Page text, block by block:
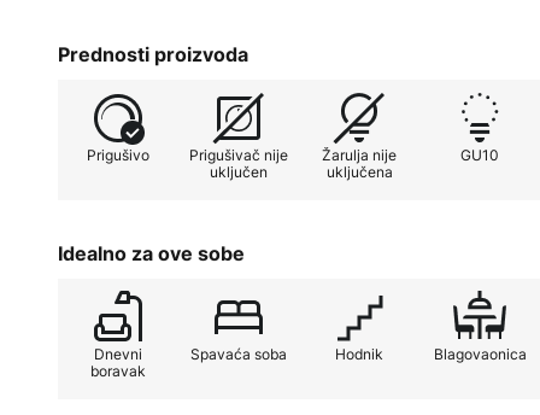
Svjetiljka nudi fascinantno
Još jedna izvanredna značajka
mogućnost zatamnjivanja
zadovoljava najviše standarde.
životne koncepte.
Prednosti proizvoda
Prigušivo
Prigušivač nije
uključen
Žarulja nije
uključena
GU10
Idealno za ove sobe
Dnevni
boravak
Spavaća soba Hodnik Blagovaonica